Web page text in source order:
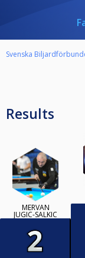
Svenska
Results
MERVAN
JUGIC-SALKIC